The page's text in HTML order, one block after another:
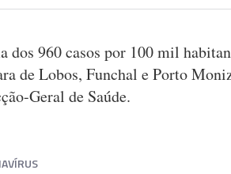
dos 960 casos por 100 mil
de Lobos, Funchal e Porto
Geral de Saúde.